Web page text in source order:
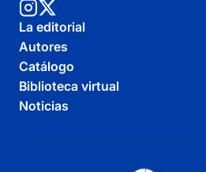
La editorial
Autores
Catálogo
Biblioteca virtual
Noticias